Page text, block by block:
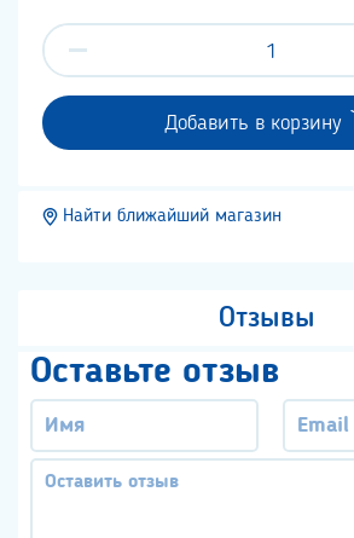
Добавить в корзину
Найти ближайший магазин
Отзывы
Оставьте отзыв